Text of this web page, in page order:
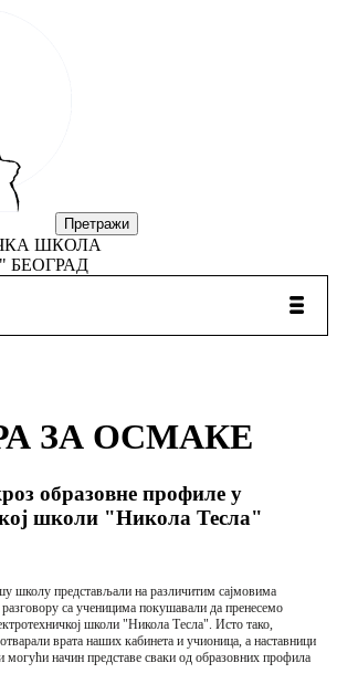
ШКОЛА
БЕОГРАД
ЗА ОСМАКЕ
образовне профиле у
школи "Никола Тесла"
школу представљали на различитим сајмовима
са ученицима покушавали да пренесемо
школи "Никола Тесла". Исто тако,
врата наших кабинета и учионица, а наставници
могући начин представе сваки од образовних профила